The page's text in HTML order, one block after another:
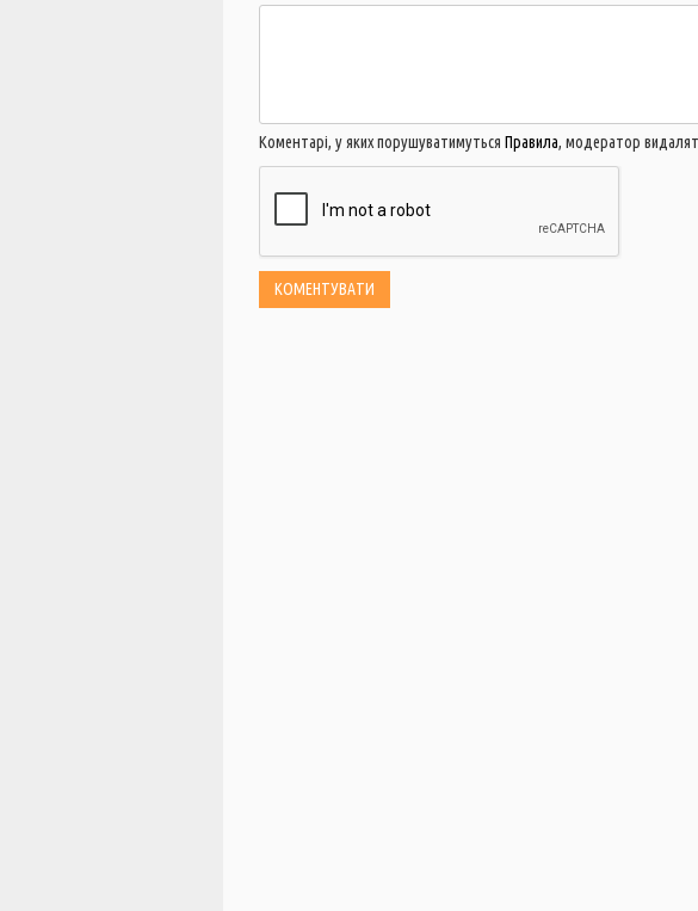
Коментарі, у яких порушуватимуться Правила, модератор